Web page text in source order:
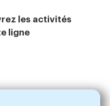
les activités
ligne